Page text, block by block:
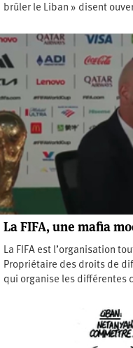
brûler le Liban » disent
La FIFA, une mafia
La FIFA est l’organisation
Propriétaire des droits de
qui ­organise les différentes